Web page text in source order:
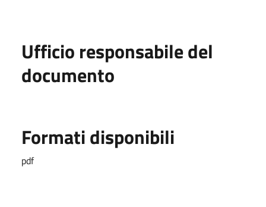
Ufficio responsabile del
documento
Formati disponibili
pdf